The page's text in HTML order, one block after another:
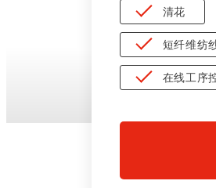
清花
短纤维纺
在线工序